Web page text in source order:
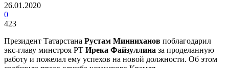
26.01.2020
0
423
Президент Татарстана Рустам Минниханов поблагодарил
экс-главу минстроя РТ Ирека Файзуллина за проделанную
работу и пожелал ему успехов на новой должности. Об этом